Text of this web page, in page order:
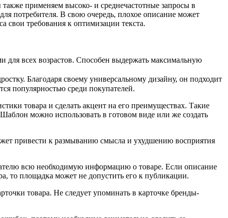
применяем высоко- и среднечастотные запросы в
потребителя. В свою очередь, плохое описание может
свои требования к оптимизации текста.
всех возрастов. Способен выдержать максимальную
Благодаря своему универсальному дизайну, он подходит
популярностью среди покупателей.
товара и сделать акцент на его преимуществах. Такие
можно использовать в готовом виде или же создать
привести к размыванию смысла и ухудшению восприятия
всю необходимую информацию о товаре. Если описание
то площадка может не допустить его к публикации.
товара. Не следует упоминать в карточке бренды-